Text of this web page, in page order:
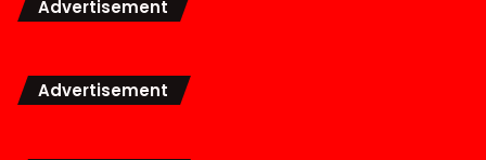
Advertisement
Advertisement